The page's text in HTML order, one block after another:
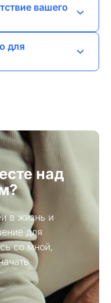
для создания
вашего
таргетированную
для
над
в жизнь и
для
со мной,